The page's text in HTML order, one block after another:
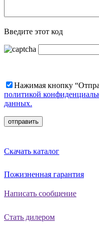
Введите этот код
Нажимая кнопку
политикой
данных.
Скачать каталог
Пожизненная гарантия
Написать сообщение
Стать дилером